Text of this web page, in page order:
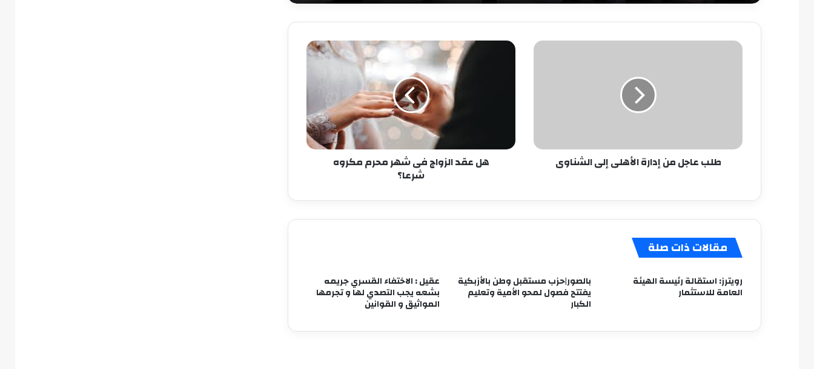
7 سبتمبر.. حفل توقيع ومناقشة كتاب
“قبل المأذون” للدكتورة آمال إبراهيم
نجاحات مستمره للمجموعه المصريه
السويسريه
ابو عقيل والحمزاوي يهنئان رافت السمان
بتوليه منصب وكيل تضامن الجيزه ويبحثان
سبل التعاون بينهما
طاقة نور تعاون جديد بين بإيدي مصرية
وعملوها ازاي
من التعليم تبدأ الثورة.. ومن الفيوم نُطلق
أول مدرسة لصناعة غذاء المستقبل
مجدى البدوي: زيارة ماكرون لمصر تعد
طلب
طلب عاجل من إدارة الأهلى إلى الشناوى
هل
هل عقد الزواج فى شهر محرم مكروه
شرعا؟
مقالات ذات صلة
رويترز: استقالة رئيسة الهيئة
العامة للاستثمار
بالصور|حزب مستقبل وطن بالأزبكية
يفتتح فصول لمحو الأمية وتعليم
الكبار
عقيل : الاختفاء القسري جريمه
بشعه يجب التصدي لها و تجرمها
المواثيق و القوانين